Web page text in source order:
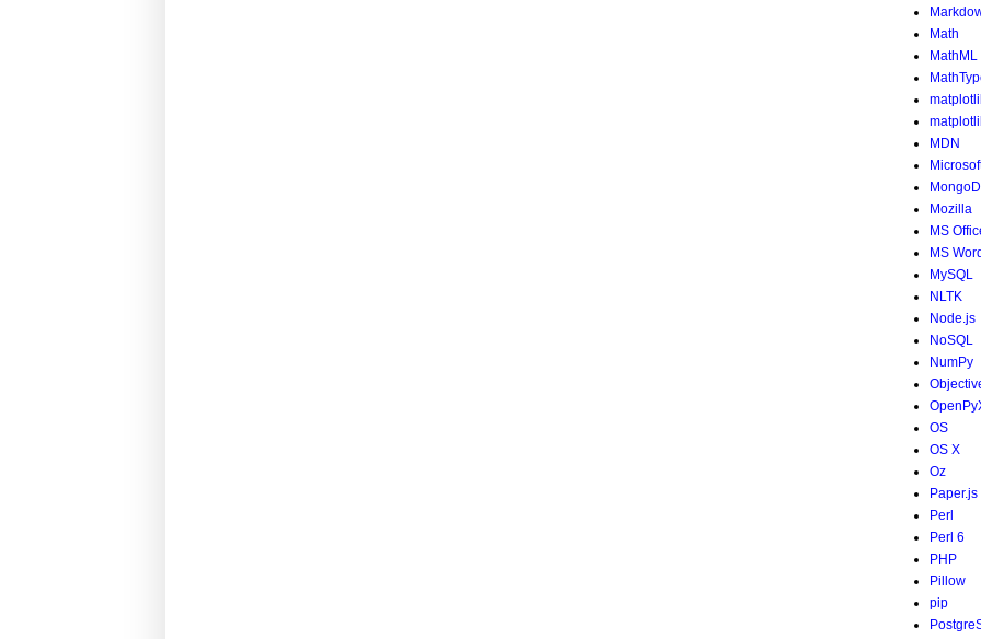
Math
MathML
MDN
Mozilla
MS
MS Word
MySQL
NLTK
Node.js
NoSQL
NumPy
OS
OS X
Oz
Paper.js
Perl
Perl 6
PHP
Pillow
pip